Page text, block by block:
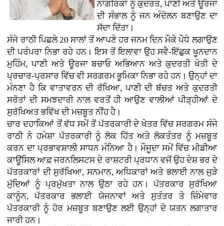
ਨਾਗਰਿਕਾਂ ਨੂੰ ਕੁਦਰਤ, ਪਾਣੀ ਅਤੇ ਊਰਜਾ
ਦੀ ਸੰਭਾਲ ਨੂੰ ਜਨ ਅੰਦੋਲਨ ਬਣਾਉਣ ਦਾ
ਸੱਦਾ ਦਿੱਤਾ।
ਸੰਜੇ ਰਾਠੀ ਪਿਛਲੇ 20 ਸਾਲਾਂ ਤੋਂ ਆਪਣੇ ਹਰ ਜਨਮ ਦਿਨ ਮੌਕੇ ਪੌਧੇ ਲਗਾਉਣ
ਦੀ ਪਰੰਪਰਾ ਨਿਭਾ ਰਹੇ ਹਨ। ਇਸ ਤੋਂ ਇਲਾਵਾ ਉਹ ਸਵੈ-ਇੱਛੁਕ ਖੂਨਦਾਨ
ਮੁਹਿੰਮ, ਪਾਣੀ ਅਤੇ ਊਰਜਾ ਬਚਾਓ ਅਭਿਆਨ ਅਤੇ ਕੁਦਰਤੀ ਖੇਤੀ ਦੇ
ਪ੍ਰਚਾਰ-ਪ੍ਰਸਾਰ ਵਿੱਚ ਵੀ ਸਰਗਰਮ ਭੂਮਿਕਾ ਨਿਭਾ ਰਹੇ ਹਨ। ਉਨ੍ਹਾਂ ਦਾ
ਮੰਨਣਾ ਹੈ ਕਿ ਵਾਤਾਵਰਨ ਦੀ ਰੱਖਿਆ, ਪਾਣੀ ਦੀ ਬੱਚਤ ਅਤੇ ਕੁਦਰਤੀ
ਸਰੋਤਾਂ ਦੀ ਸਮਝਦਾਰੀ ਨਾਲ ਵਰਤੋਂ ਹੀ ਆਉਣ ਵਾਲੀਆਂ ਪੀੜ੍ਹੀਆਂ ਦੇ
ਸੁਰੱਖਿਅਤ ਭਵਿੱਖ ਦੀ ਮਜ਼ਬੂਤ ਨੀਂਹ ਹੈ।
ਚਾਰ ਦਹਾਕਿਆਂ ਤੋਂ ਵੱਧ ਸਮੇਂ ਤੋਂ ਪੱਤਰਕਾਰੀ ਦੇ ਖੇਤਰ ਵਿੱਚ ਸਰਗਰਮ ਸੰਜੇ
ਰਾਠੀ ਨੇ ਹਮੇਸ਼ਾ ਪੱਤਰਕਾਰੀ ਨੂੰ ਲੋਕ ਹਿੱਤ ਅਤੇ ਲੋਕਤੰਤਰ ਨੂੰ ਮਜ਼ਬੂਤ
ਕਰਨ ਦਾ ਪ੍ਰਭਾਵਸ਼ਾਲੀ ਸਾਧਨ ਮੰਨਿਆ ਹੈ। ਮੌਜੂਦਾ ਸਮੇਂ ਵਿੱਚ ਮੀਡੀਆ
ਕਾਊਂਸਿਲ ਆਫ਼ ਜਰਨਲਿਸਟਸ ਦੇ ਰਾਸ਼ਟਰੀ ਪ੍ਰਧਾਨ ਵਜੋਂ ਉਹ ਦੇਸ਼ ਭਰ ਦੇ
ਪੱਤਰਕਾਰਾਂ ਦੀ ਸੁਰੱਖਿਆ, ਸਨਮਾਨ, ਅਧਿਕਾਰਾਂ ਅਤੇ ਭਲਾਈ ਨਾਲ ਜੁੜੇ
ਮੁੱਦਿਆਂ ਨੂੰ ਪ੍ਰਮੁੱਖਤਾ ਨਾਲ ਉਠਾ ਰਹੇ ਹਨ। ਪੱਤਰਕਾਰ ਸੁਰੱਖਿਆ
ਕਾਨੂੰਨ, ਪੱਤਰਕਾਰ ਭਲਾਈ ਯੋਜਨਾਵਾਂ ਅਤੇ ਸੁਤੰਤਰ ਤੇ ਜ਼ਿੰਮੇਵਾਰ
ਪੱਤਰਕਾਰੀ ਨੂੰ ਹੋਰ ਮਜ਼ਬੂਤ ਬਣਾਉਣ ਲਈ ਉਨ੍ਹਾਂ ਦੇ ਯਤਨ ਲਗਾਤਾਰ
ਜਾਰੀ ਹਨ।